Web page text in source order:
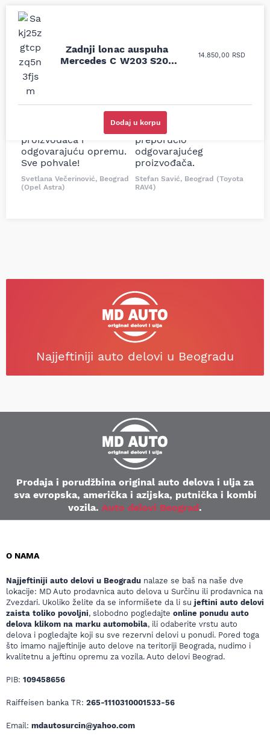
Zadnji lonac auspuha
Mercedes C W203 S203
14.850,00 RSD
Dodaj u korpu
Uporedila sam sve
moguće online
prodavnice auto delova
i definitivno najbolje
cene su ovde. Kupila
sam više puta auto
delove iz MD Auto. Uvek
dobra preporuka za
proizvođača i
odgovarajuću opremu.
Sve pohvale!
Svetlana Večerinović, Beograd
(Opel Astra)
Odlična usluga i
ljubazni prodavci.
potreban za moju
Tojotu, ali me je Miloš
podsetio, istražio i
preporučio
odgovarajućeg
proizvođača.
Stefan Savić, Beograd (Toyota
RAV4)
Najjeftiniji auto delovi u Beogradu
Prodaja i porudžbina original auto delova i ulja za
sva evropska, američka i azijska, putnička i kombi
vozila. Auto delovi Beograd.
O NAMA
Najjeftiniji auto delovi u Beogradu nalaze se baš na naše dve
lokacije: MD Auto prodavnica auto delova u Surčinu ili prodavnica na
Zvezdari. Ukoliko želite da se informišete da li su jeftini auto delovi
zaista toliko povoljni, slobodno pogledajte online ponudu auto
delova klikom na marku automobila, ili odaberite vrstu auto
delova i pogledajte koji su sve rezervni delovi u ponudi. Pored toga
što imamo najjeftinije auto delove na teritoriji Beograda, nudimo i
kvalitetnu a jeftinu opremu za vozila. Auto delovi Beograd.
PIB: 109458656
Raiffeisen banka TR: 265-1110310001533-56
Email: mdautosurcin@yahoo.com